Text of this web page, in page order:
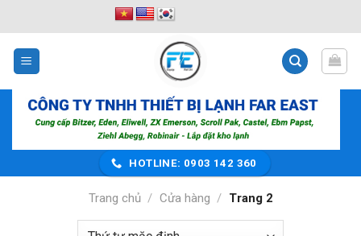
qua
nội
dung
HOTLINE: 0903 142 360
Trang chủ / Cửa hàng / Trang 2